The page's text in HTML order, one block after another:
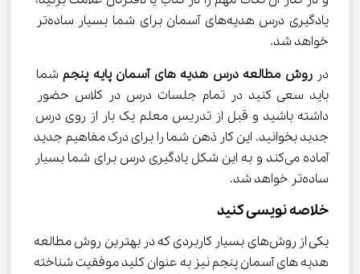
یادگیری درس هدیه‌های آسمان برای شما بسیار ساده‌تر
خواهد شد.
در روش مطالعه درس هدیه ‌های آسمان پایه پنجم
شما
باید سعی کنید در تمام جلسات درس در کلاس حضور
داشته باشید و قبل از تدریس معلم یک بار از روی درس
جدید بخوانید. این کار ذهن شما را برای درک مفاهیم جدید
آماده می‌کند و به این شکل یادگیری درس برای شما بسیار
ساده‌تر خواهد شد.
خلاصه نویسی کنید
یکی از روش‌های بسیار کاربردی که در بهترین روش مطالعه
هدیه ‌های آسمان پنجم نیز به عنوان کلید موفقیت شناخته